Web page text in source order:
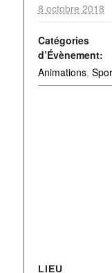
8 octobre 2018
Catégories
d’Évènement:
Animations,
LIEU